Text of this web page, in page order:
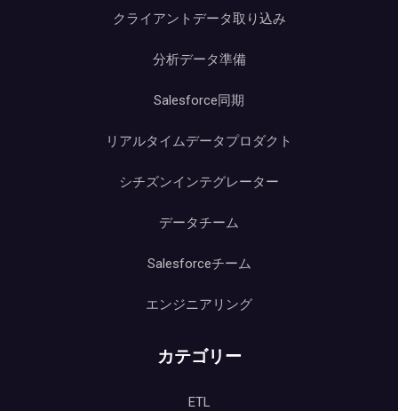
クライアントデータ取り込み
分析データ準備
Salesforce同期
リアルタイムデータプロダクト
シチズンインテグレーター
データチーム
Salesforceチーム
エンジニアリング
カテゴリー
ETL